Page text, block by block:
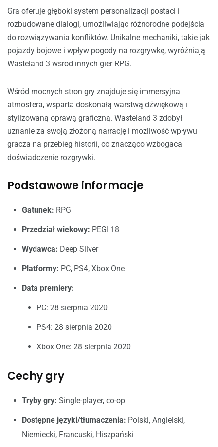
Gra oferuje głęboki system personalizacji postaci i
rozbudowane dialogi, umożliwiając różnorodne podejścia
do rozwiązywania konfliktów. Unikalne mechaniki, takie jak
pojazdy bojowe i wpływ pogody na rozgrywkę, wyróżniają
Wasteland 3 wśród innych gier RPG.
Wśród mocnych stron gry znajduje się immersyjna
atmosfera, wsparta doskonałą warstwą dźwiękową i
stylizowaną oprawą graficzną. Wasteland 3 zdobył
uznanie za swoją złożoną narrację i możliwość wpływu
gracza na przebieg historii, co znacząco wzbogaca
doświadczenie rozgrywki.
Podstawowe informacje
Gatunek: RPG
Przedział wiekowy: PEGI 18
Wydawca: Deep Silver
Platformy: PC, PS4, Xbox One
Data premiery:
PC: 28 sierpnia 2020
PS4: 28 sierpnia 2020
Xbox One: 28 sierpnia 2020
Cechy gry
Tryby gry: Single-player, co-op
Dostępne języki/tłumaczenia: Polski, Angielski,
Niemiecki, Francuski, Hiszpański